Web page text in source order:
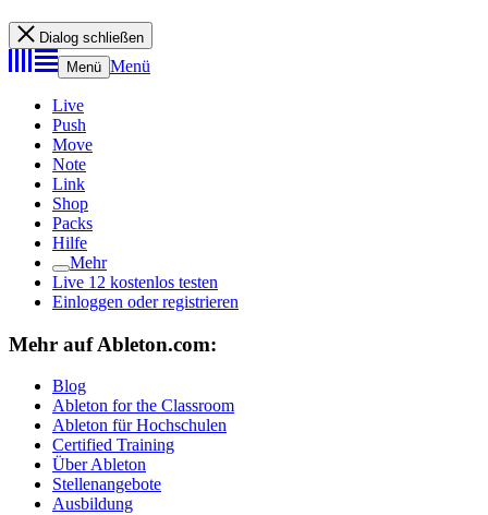
Dialog schließen
Menü Menü
Live
Push
Move
Note
Link
Shop
Packs
Hilfe
Mehr
Live 12 kostenlos testen
Einloggen oder registrieren
Mehr auf Ableton.com:
Blog
Ableton for the Classroom
Ableton für Hochschulen
Certified Training
Über Ableton
Stellenangebote
Ausbildung